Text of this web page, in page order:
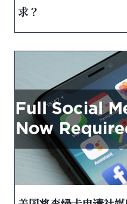
求？